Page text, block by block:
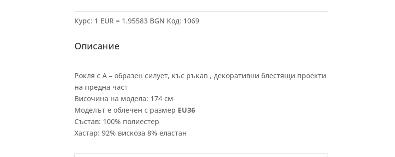
Курс: 1 EUR = 1.95583 BGN Код: 1069
Описание
Рокля с А – образен силует, къс ръкав , декоративни блестящи проекти
на предна част
Височина на модела: 174 см
Моделът е облечен с размер ЕU36
Състав: 100% полиестер
Хастар: 92% вискоза 8% еластан